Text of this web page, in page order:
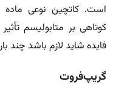
است. کاتچین نوعی
کوتاهی بر متابولیسم
فایده شاید لازم باشد چند
گریپ‌فروت